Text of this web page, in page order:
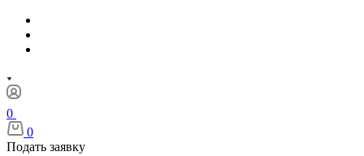
0
0
Подать заявку